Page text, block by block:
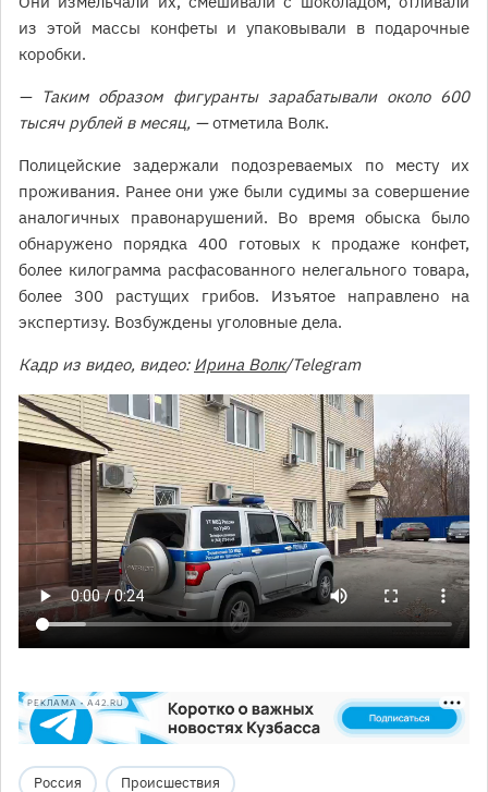
из этой массы конфеты и упаковывали в подарочные
коробки.
— Таким образом фигуранты зарабатывали около 600
тысяч рублей в месяц, —отметила Волк.
Полицейские задержали подозреваемых по месту их
проживания. Ранее они уже были судимы за совершение
аналогичных правонарушений. Во время обыска было
обнаружено порядка 400 готовых к продаже конфет,
более килограмма расфасованного нелегального товара,
более 300 растущих грибов. Изъятое направлено на
экспертизу. Возбуждены уголовные дела.
Кадр из видео, видео: Ирина Волк/Telegram
РЕКЛАМА • A42.RU
Россия Происшествия